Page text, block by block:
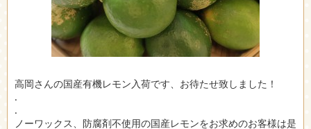
高岡さんの国産有機レモン入荷です、お待たせ致しました！
.
.
ノーワックス、防腐剤不使用の国産レモンをお求めのお客様は是